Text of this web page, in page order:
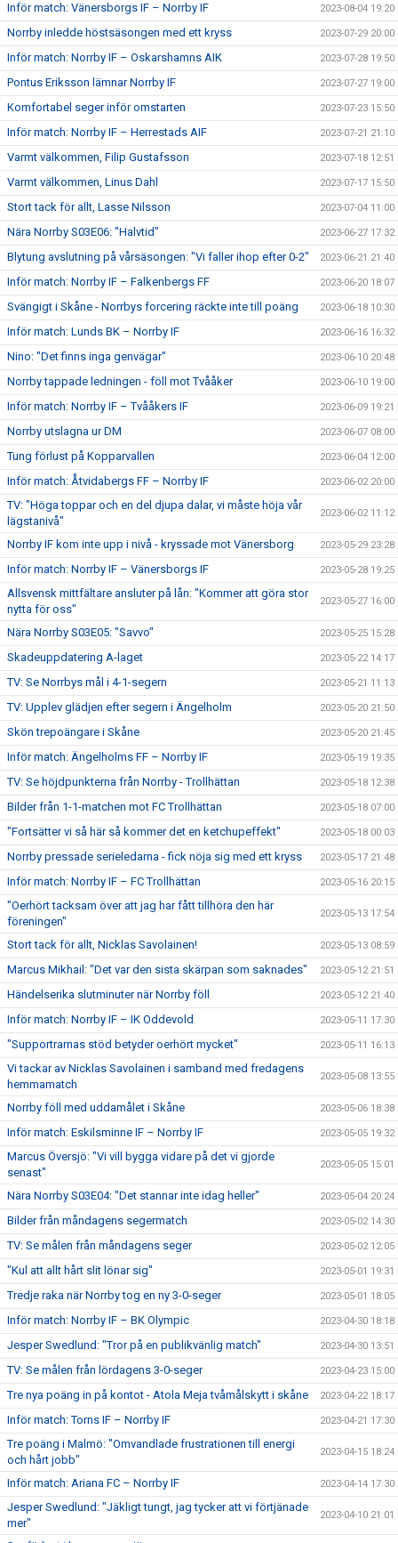
Inför match: Vänersborgs IF – Norrby IF 2023-08-04 19:20
Norrby inledde höstsäsongen med ett kryss 2023-07-29 20:00
Inför match: Norrby IF – Oskarshamns AIK 2023-07-28 19:50
Pontus Eriksson lämnar Norrby IF 2023-07-27 19:00
Komfortabel seger inför omstarten 2023-07-23 15:50
Inför match: Norrby IF – Herrestads AIF 2023-07-21 21:10
Varmt välkommen, Filip Gustafsson 2023-07-18 12:51
Varmt välkommen, Linus Dahl 2023-07-17 15:50
Stort tack för allt, Lasse Nilsson 2023-07-04 11:00
Nära Norrby S03E06: "Halvtid" 2023-06-27 17:32
Blytung avslutning på vårsäsongen: "Vi faller ihop efter 0-2" 2023-06-21 21:40
Inför match: Norrby IF – Falkenbergs FF 2023-06-20 18:07
Svängigt i Skåne - Norrbys forcering räckte inte till poäng 2023-06-18 10:30
Inför match: Lunds BK – Norrby IF 2023-06-16 16:32
Nino: "Det finns inga genvägar" 2023-06-10 20:48
Norrby tappade ledningen - föll mot Tvååker 2023-06-10 19:00
Inför match: Norrby IF – Tvååkers IF 2023-06-09 19:21
Norrby utslagna ur DM 2023-06-07 08:00
Tung förlust på Kopparvallen 2023-06-04 12:00
Inför match: Åtvidabergs FF – Norrby IF 2023-06-02 20:00
TV: "Höga toppar och en del djupa dalar, vi måste höja vår
lägstanivå"
2023-06-02 11:12
Norrby IF kom inte upp i nivå - kryssade mot Vänersborg 2023-05-29 23:28
Inför match: Norrby IF – Vänersborgs IF 2023-05-28 19:25
Allsvensk mittfältare ansluter på lån: "Kommer att göra stor
nytta för oss"
2023-05-27 16:00
Nära Norrby S03E05: "Savvo" 2023-05-25 15:28
Skadeuppdatering A-laget 2023-05-22 14:17
TV: Se Norrbys mål i 4-1-segern 2023-05-21 11:13
TV: Upplev glädjen efter segern i Ängelholm 2023-05-20 21:50
Skön trepoängare i Skåne 2023-05-20 21:45
Inför match: Ängelholms FF – Norrby IF 2023-05-19 19:35
TV: Se höjdpunkterna från Norrby - Trollhättan 2023-05-18 12:38
Bilder från 1-1-matchen mot FC Trollhättan 2023-05-18 07:00
"Fortsätter vi så här så kommer det en ketchupeffekt" 2023-05-18 00:03
Norrby pressade serieledarna - fick nöja sig med ett kryss 2023-05-17 21:48
Inför match: Norrby IF – FC Trollhättan 2023-05-16 20:15
"Oerhört tacksam över att jag har fått tillhöra den här
föreningen"
2023-05-13 17:54
Stort tack för allt, Nicklas Savolainen! 2023-05-13 08:59
Marcus Mikhail: "Det var den sista skärpan som saknades" 2023-05-12 21:51
Händelserika slutminuter när Norrby föll 2023-05-12 21:40
Inför match: Norrby IF – IK Oddevold 2023-05-11 17:30
"Supportrarnas stöd betyder oerhört mycket" 2023-05-11 16:13
Vi tackar av Nicklas Savolainen i samband med fredagens
hemmamatch
2023-05-08 13:55
Norrby föll med uddamålet i Skåne 2023-05-06 18:38
Inför match: Eskilsminne IF – Norrby IF 2023-05-05 19:32
Marcus Översjö: "Vi vill bygga vidare på det vi gjorde
senast"
2023-05-05 15:01
Nära Norrby S03E04: "Det stannar inte idag heller" 2023-05-04 20:24
Bilder från måndagens segermatch 2023-05-02 14:30
TV: Se målen från måndagens seger 2023-05-02 12:05
"Kul att allt hårt slit lönar sig" 2023-05-01 19:31
Tredje raka när Norrby tog en ny 3-0-seger 2023-05-01 18:05
Inför match: Norrby IF – BK Olympic 2023-04-30 18:18
Jesper Swedlund: "Tror på en publikvänlig match" 2023-04-30 13:51
TV: Se målen från lördagens 3-0-seger 2023-04-23 15:00
Tre nya poäng in på kontot - Atola Meja tvåmålskytt i skåne 2023-04-22 18:17
Inför match: Torns IF – Norrby IF 2023-04-21 17:30
Tre poäng i Malmö: "Omvandlade frustrationen till energi
och hårt jobb"
2023-04-15 18:24
Inför match: Ariana FC – Norrby IF 2023-04-14 17:30
Jesper Swedlund: "Jäkligt tungt, jag tycker att vi förtjänade
mer"
2023-04-10 21:01